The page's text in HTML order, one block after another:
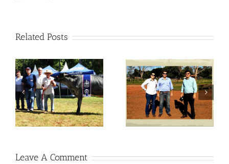
Related Posts
Visitas no Fazendão Visitas no Fazendão
Leave A Comment